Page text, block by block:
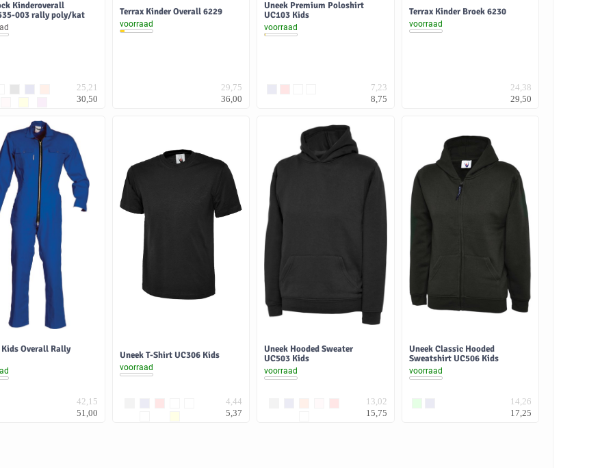
Kinderoverall
003 rally poly/kat
25,21
30,50
Terrax Kinder Overall 6229
voorraad
29,75
36,00
Uneek Premium Poloshirt
UC103 Kids
voorraad
7,23
8,75
Terrax Kinder Broek 6230
voorraad
24,38
29,50
Kids Overall Rally
42,15
51,00
Uneek T-Shirt UC306 Kids
voorraad
4,44
5,37
Uneek Hooded Sweater
UC503 Kids
voorraad
13,02
15,75
Uneek Classic Hooded
Sweatshirt UC506 Kids
voorraad
14,26
17,25